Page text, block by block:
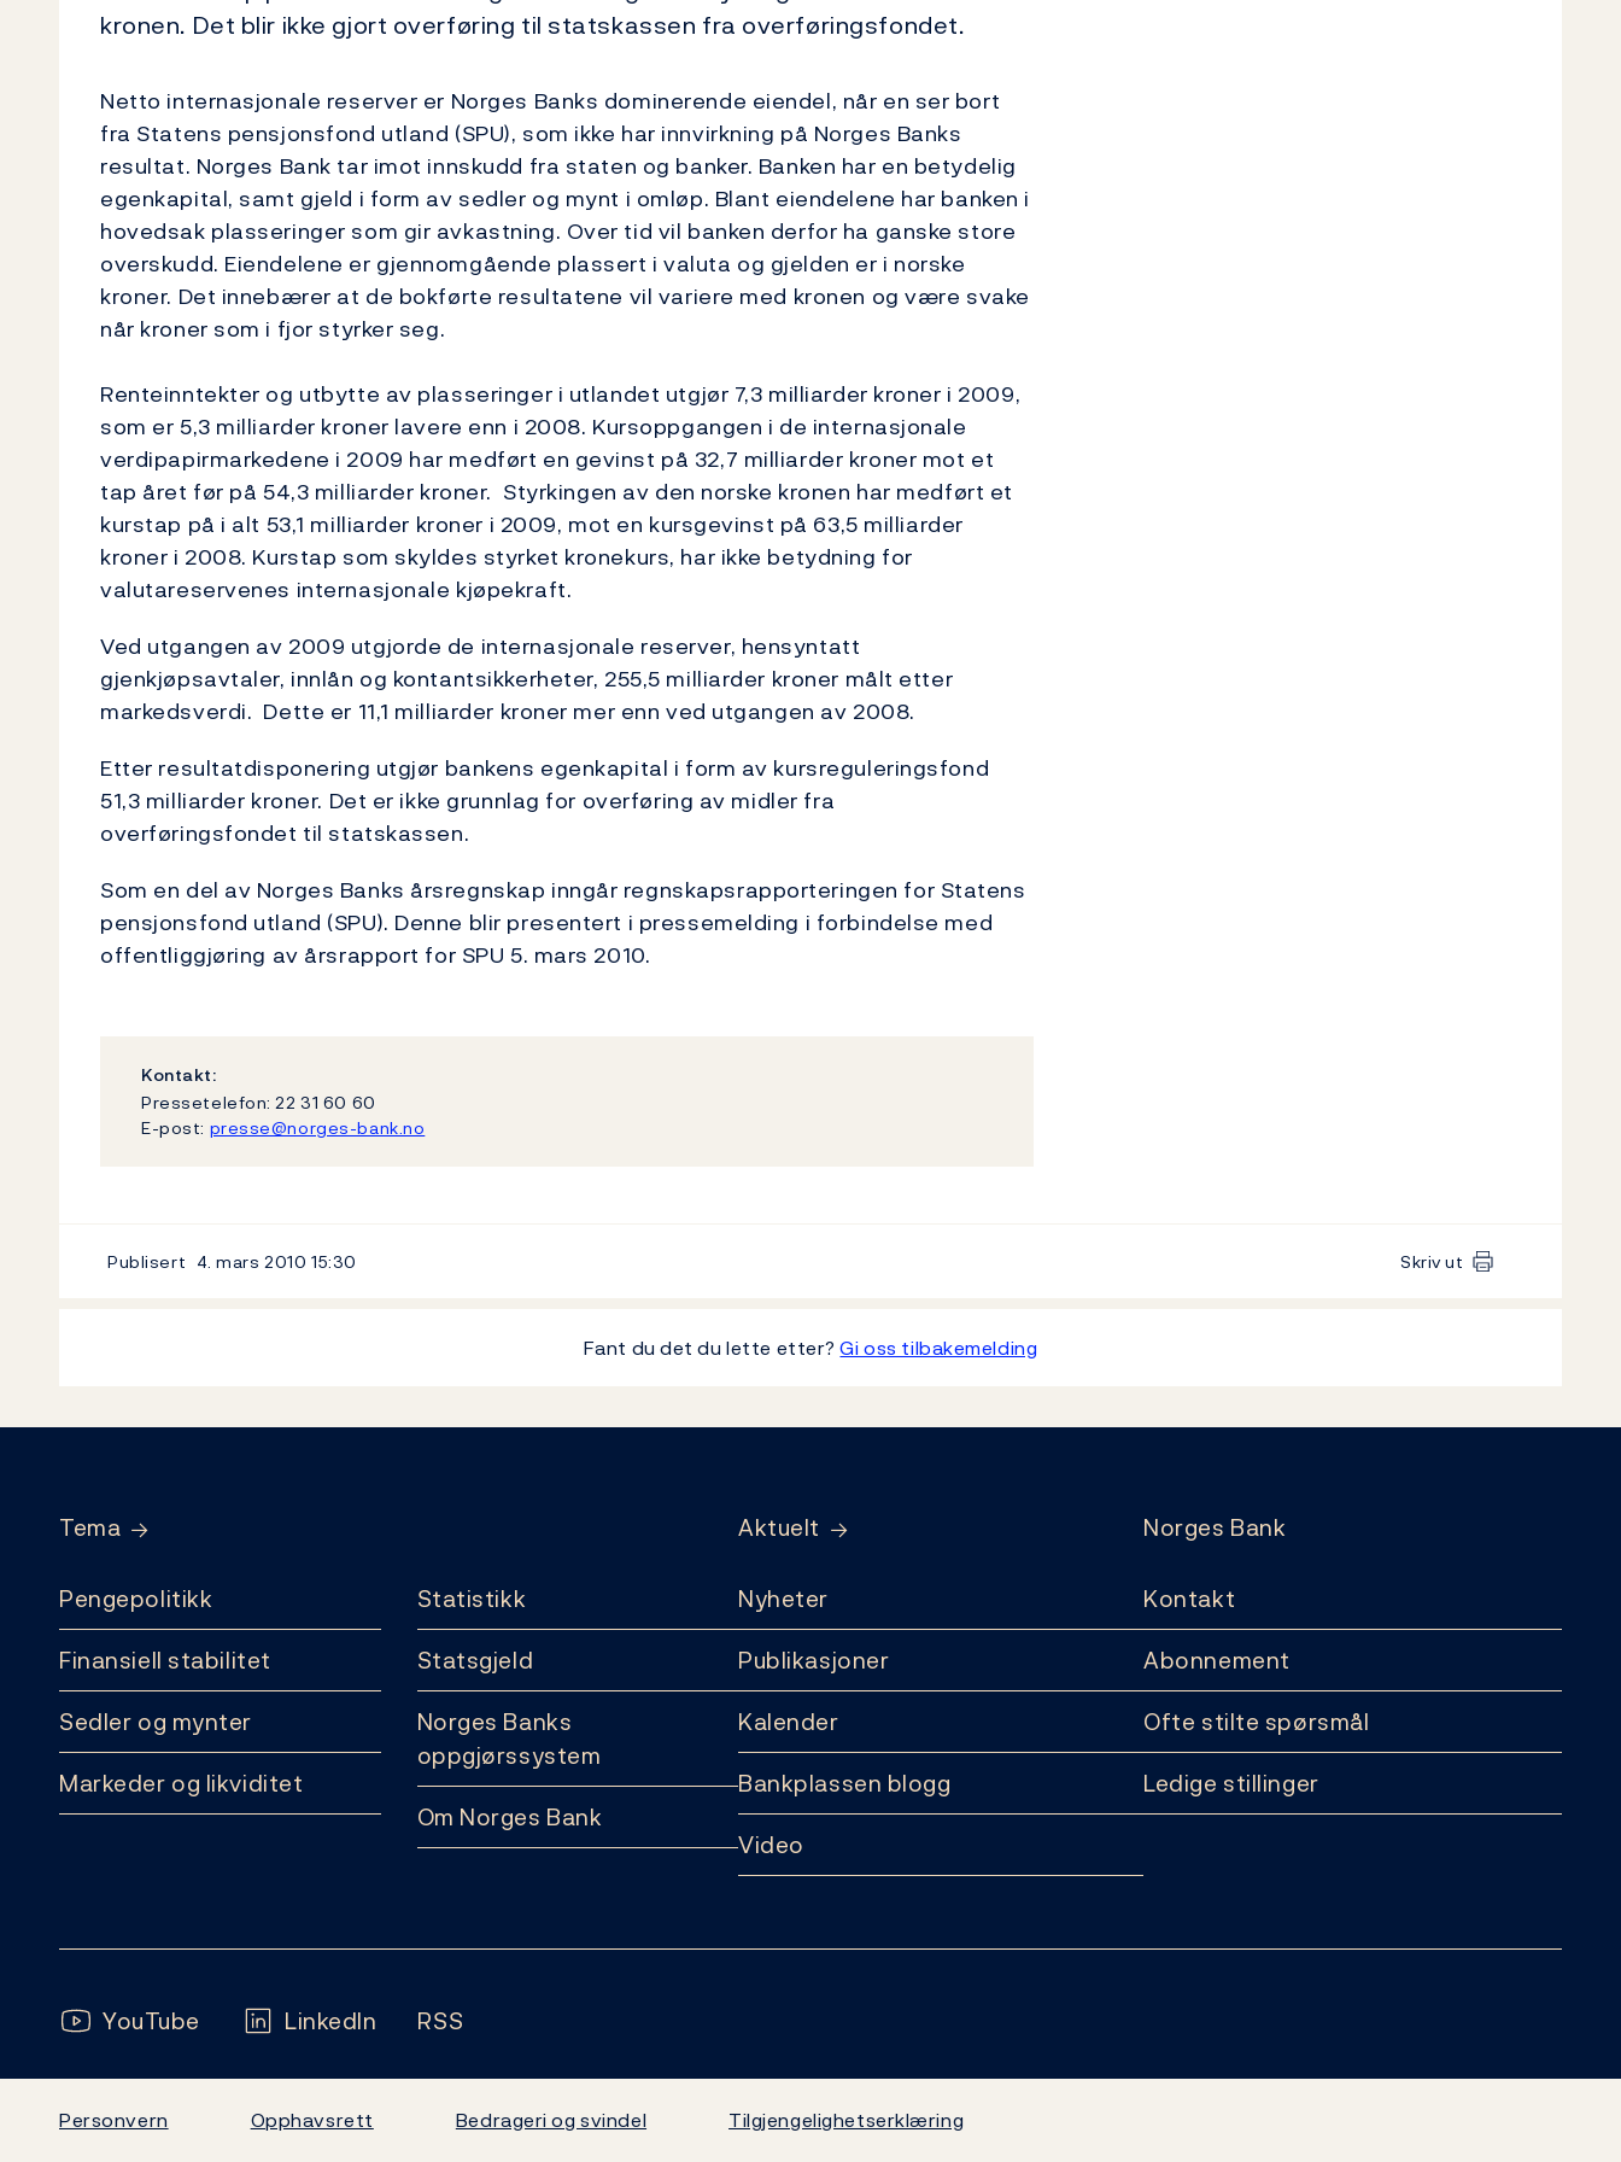
kronen. Det blir ikke gjort overføring til statskassen fra overføringsfondet.
Netto internasjonale reserver er Norges Banks dominerende eiendel, når en ser bort
fra Statens pensjonsfond utland (SPU), som ikke har innvirkning på Norges Banks
resultat. Norges Bank tar imot innskudd fra staten og banker. Banken har en betydelig
egenkapital, samt gjeld i form av sedler og mynt i omløp. Blant eiendelene har banken i
hovedsak plasseringer som gir avkastning. Over tid vil banken derfor ha ganske store
overskudd. Eiendelene er gjennomgående plassert i valuta og gjelden er i norske
kroner. Det innebærer at de bokførte resultatene vil variere med kronen og være svake
når kroner som i fjor styrker seg.
Renteinntekter og utbytte av plasseringer i utlandet utgjør 7,3 milliarder kroner i 2009,
som er 5,3 milliarder kroner lavere enn i 2008. Kursoppgangen i de internasjonale
verdipapirmarkedene i 2009 har medført en gevinst på 32,7 milliarder kroner mot et
tap året før på 54,3 milliarder kroner. Styrkingen av den norske kronen har medført et
kurstap på i alt 53,1 milliarder kroner i 2009, mot en kursgevinst på 63,5 milliarder
kroner i 2008. Kurstap som skyldes styrket kronekurs, har ikke betydning for
valutareservenes internasjonale kjøpekraft.
Ved utgangen av 2009 utgjorde de internasjonale reserver, hensyntatt
gjenkjøpsavtaler, innlån og kontantsikkerheter, 255,5 milliarder kroner målt etter
markedsverdi. Dette er 11,1 milliarder kroner mer enn ved utgangen av 2008.
Etter resultatdisponering utgjør bankens egenkapital i form av kursreguleringsfond
51,3 milliarder kroner. Det er ikke grunnlag for overføring av midler fra
overføringsfondet til statskassen.
Som en del av Norges Banks årsregnskap inngår regnskapsrapporteringen for Statens
pensjonsfond utland (SPU). Denne blir presentert i pressemelding i forbindelse med
offentliggjøring av årsrapport for SPU 5. mars 2010.
Kontakt:
Pressetelefon: 22 31 60 60
E-post: presse@norges-bank.no
Publisert 4. mars 2010 15:30 Skriv ut
Fant du det du lette etter?Gi oss tilbakemelding
Tema
Pengepolitikk
Finansiell stabilitet
Sedler og mynter
Markeder og likviditet
Statistikk
Statsgjeld
Norges Banks
oppgjørssystem
Om Norges Bank
Aktuelt
Nyheter
Publikasjoner
Kalender
Bankplassen blogg
Video
Norges Bank
Kontakt
Abonnement
Ofte stilte spørsmål
Ledige stillinger
Følg oss:
YouTube LinkedIn RSS
Personvern Opphavsrett Bedrageri og svindel Tilgjengelighetserklæring